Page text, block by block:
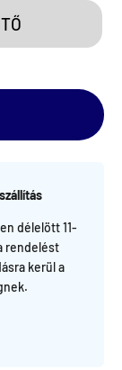
délelött 11-
rendelést
kerül a